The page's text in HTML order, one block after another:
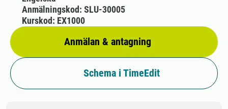
Anmälan & antagning
Anmälningskod: SLU-30005
Kurskod: EX1000
Schema i TimeEdit